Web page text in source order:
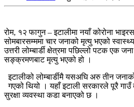
रोम, १२ फागुन – इटालीमा नयाँ कोरोना
सोमबारसम्ममा चार जनाको मृत्यु भएको
उत्तरी लोम्बार्डी क्षेत्रमा पछिल्लो पटक एक
सङ्क्रमणबाट मृत्यु भएको हो ।
इटालीको लोम्बार्डीमै यसअघि अरु तीन
गएको थियो । यहाँ इटाली सरकारले पूरै
सुरक्षा व्यवस्था कडा बनाएको छ ।